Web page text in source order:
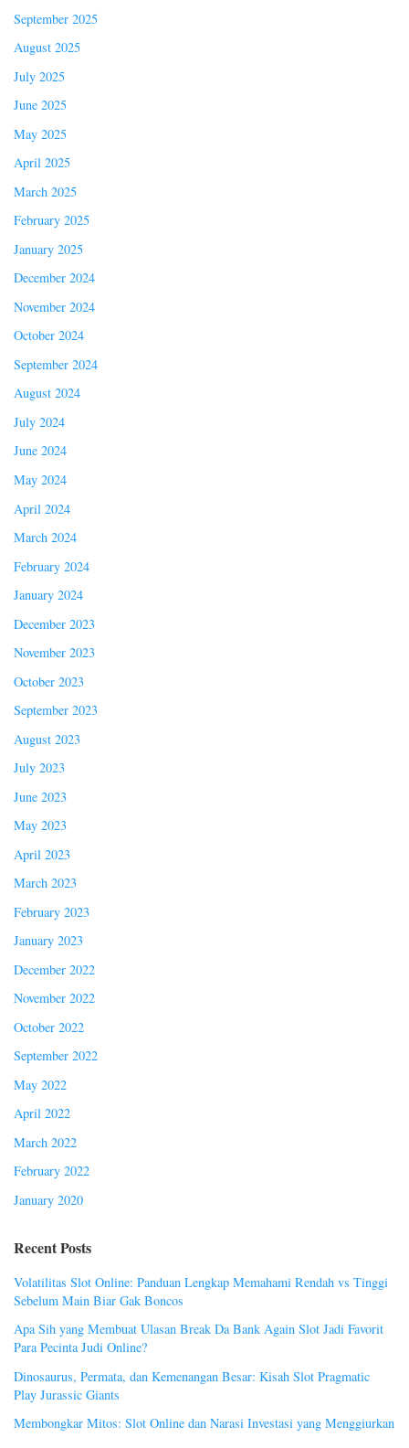
September 2025
August 2025
July 2025
June 2025
May 2025
April 2025
March 2025
February 2025
January 2025
December 2024
November 2024
October 2024
September 2024
August 2024
July 2024
June 2024
May 2024
April 2024
March 2024
February 2024
January 2024
December 2023
November 2023
October 2023
September 2023
August 2023
July 2023
June 2023
May 2023
April 2023
March 2023
February 2023
January 2023
December 2022
November 2022
October 2022
September 2022
May 2022
April 2022
March 2022
February 2022
January 2020
Recent Posts
Volatilitas Slot Online: Panduan Lengkap Memahami Rendah vs Tinggi
Sebelum Main Biar Gak Boncos
Apa Sih yang Membuat Ulasan Break Da Bank Again Slot Jadi Favorit
Para Pecinta Judi Online?
Dinosaurus, Permata, dan Kemenangan Besar: Kisah Slot Pragmatic
Play Jurassic Giants
Membongkar Mitos: Slot Online dan Narasi Investasi yang Menggiurkan